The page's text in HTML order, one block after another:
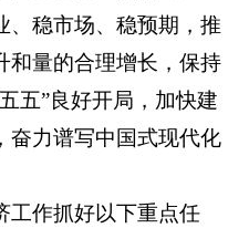
、稳市场、稳预期，推
和量的合理增长，保持
五”良好开局，加快建
奋力谱写中国式现代化
工作抓好以下重点任